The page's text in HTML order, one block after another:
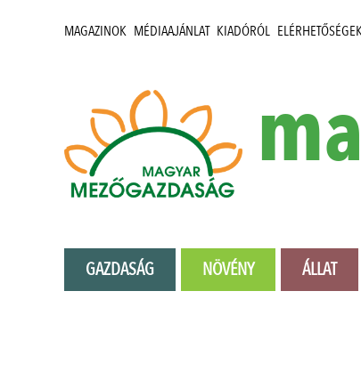
MAGAZINOK MÉDIAAJÁNLAT KIADÓRÓL
GAZDASÁG NÖVÉNY ÁLLAT